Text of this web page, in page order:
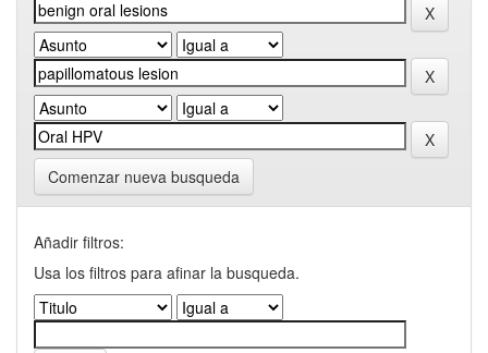
Comenzar nueva busqueda
Añadir filtros:
Usa los filtros para afinar la busqueda.